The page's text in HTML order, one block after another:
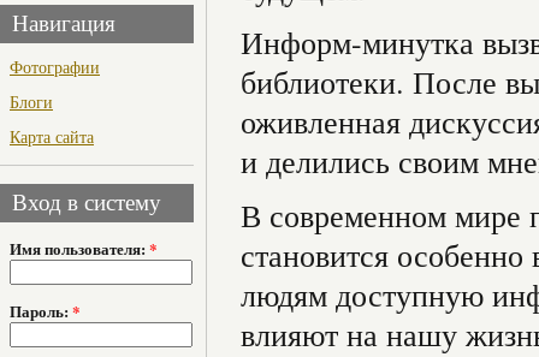
Навигация
Фотографии
Блоги
Карта сайта
Вход в систему
Имя пользователя: *
Пароль: *
Информ-минутка
библиотеки. После
оживленная
и делились своим
В современном мире
становится
людям доступную
влияют на нашу